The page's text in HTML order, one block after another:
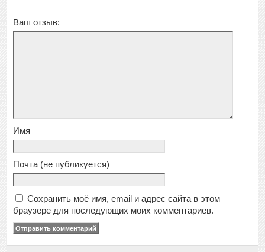
Ваш отзыв:
Имя
Почта (не публикуется)
Сохранить моё имя, email и адрес сайта в этом
браузере для последующих моих комментариев.